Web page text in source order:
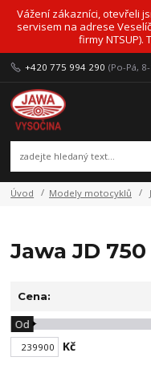
Vážení zákazníci, otevřeli
servisem na adrese
firmy NTSUP).
+420 775 994 290 (Po-Pá,
Úvod Modely motocyklů
Jawa JD
Cena:
Kč
Od